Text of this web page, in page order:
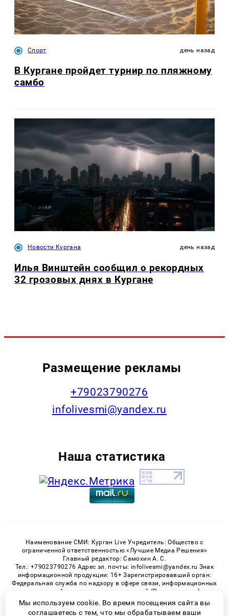
Спорт день назад
В Кургане пройдет турнир по пляжному
самбо
Новости Кургана день назад
Илья Винштейн сообщил о рекордных
32 грозовых днях в Кургане
Размещение рекламы
+79023790276
infolivesmi@yandex.ru
Наша статистика
Наименование СМИ: Курган Live Учредитель: Общество с
ограниченной ответственностью «Лучшие Медиа Решения»
Главный редактор: Самохин А. С.
Тел.: +79023790276 Адрес эл. почты: infolivesmi@yandex.ru Знак
информационной продукции: 16+ Зарегистрировавший орган:
Федеральная служба по надзору в сфере связи, информационных
технологий и массовых коммуникаций (Роскомнадзор)
Регистрационный номер СМИ ЭЛ № ФС 77 - 82535 от 21.01.2022
Мы используем cookie. Во время посещения сайта вы
соглашаетесь с тем, что мы обрабатываем ваши